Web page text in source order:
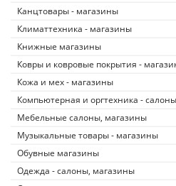
Канцтовары - магазины
Климаттехника - магазины
Книжные магазины
Ковры и ковровые покрытия -
Кожа и мех - магазины
Компьютерная и оргтехника -
Мебельные салоны, магазины
Музыкальные товары - магазины
Обувные магазины
Одежда - салоны, магазины